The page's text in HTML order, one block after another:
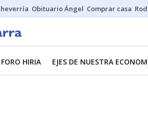
Obituario Ángel Comprar casa
FORO HIRIA EJES DE NUESTRA